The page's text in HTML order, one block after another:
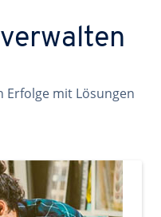
Erfolge mit Lösungen